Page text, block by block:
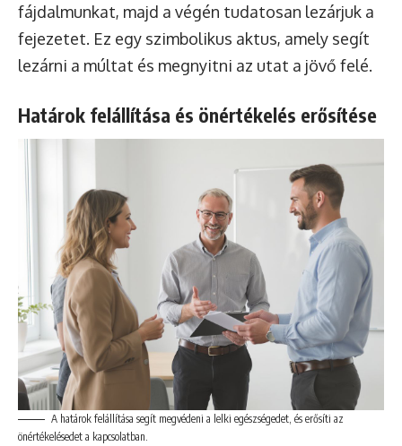
fájdalmunkat, majd a végén tudatosan lezárjuk a
fejezetet. Ez egy szimbolikus aktus, amely segít
lezárni a múltat és megnyitni az utat a jövő felé.
Határok felállítása és önértékelés erősítése
A határok felállítása segít megvédeni a lelki egészségedet, és erősíti az
önértékelésedet a kapcsolatban.